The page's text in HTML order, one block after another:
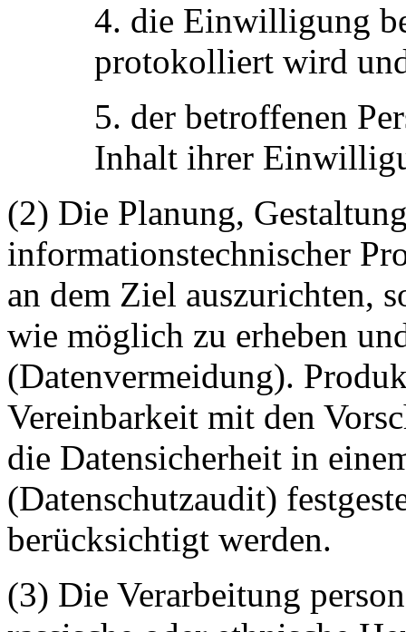
4. die Einwilligung
protokolliert wird
5. der betroffenen
Inhalt ihrer
(2) Die Planung,
informationstechnischer
an dem Ziel auszurichten,
wie möglich zu erheben
(Datenvermeidung).
Vereinbarkeit mit den
die Datensicherheit in
(Datenschutzaudit)
berücksichtigt werden.
(3) Die Verarbeitung